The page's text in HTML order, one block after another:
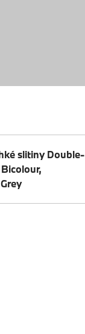
slitiny Double-